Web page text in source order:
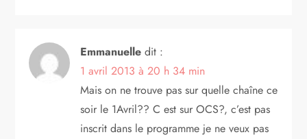
Emmanuelle dit :
1 avril 2013 à 20 h 34 min
Mais on ne trouve pas sur quelle chaîne ce
soir le 1Avril?? C est sur OCS?, c’est pas
inscrit dans le programme je ne veux pas